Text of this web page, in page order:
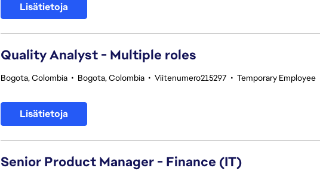
Lisätietoja
Quality Analyst - Multiple roles
Bogota, Colombia • Bogota, Colombia • Viitenumero215297 • Temporary Employee
Lisätietoja
Senior Product Manager - Finance (IT)